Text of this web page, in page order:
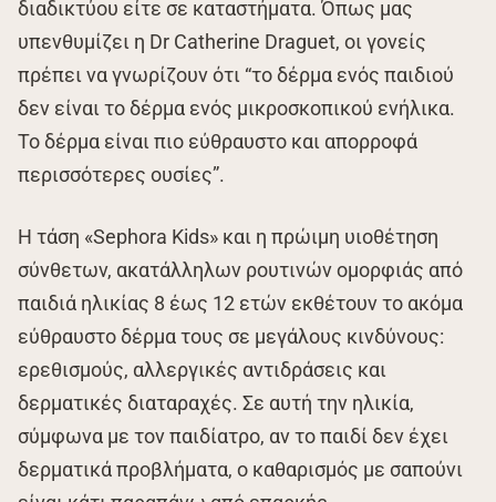
διαδικτύου είτε σε καταστήματα. Όπως μας
υπενθυμίζει η Dr Catherine Draguet, οι γονείς
πρέπει να γνωρίζουν ότι “το δέρμα ενός παιδιού
δεν είναι το δέρμα ενός μικροσκοπικού ενήλικα.
Το δέρμα είναι πιο εύθραυστο και απορροφά
περισσότερες ουσίες”.
Η τάση «Sephora Kids» και η πρώιμη υιοθέτηση
σύνθετων, ακατάλληλων ρουτινών ομορφιάς από
παιδιά ηλικίας 8 έως 12 ετών εκθέτουν το ακόμα
εύθραυστο δέρμα τους σε μεγάλους κινδύνους:
ερεθισμούς, αλλεργικές αντιδράσεις και
δερματικές διαταραχές. Σε αυτή την ηλικία,
σύμφωνα με τον παιδίατρο, αν το παιδί δεν έχει
δερματικά προβλήματα, ο καθαρισμός με σαπούνι